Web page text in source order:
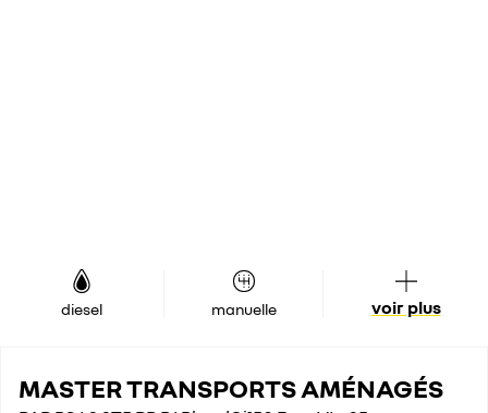
diesel manuelle voir plus
MASTER TRANSPORTS AMÉNAGÉS